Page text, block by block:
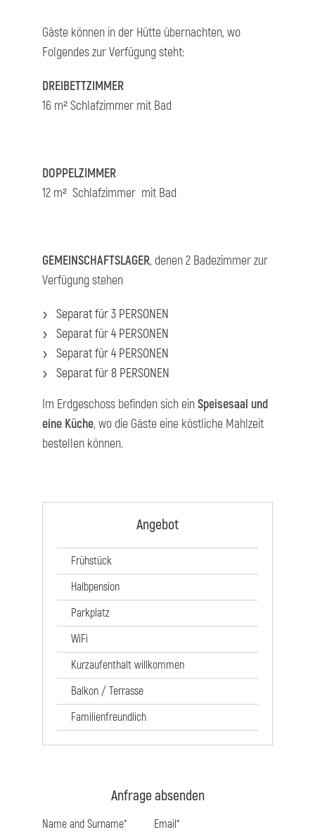
Gäste können in der Hütte übernachten, wo
Folgendes zur Verfügung steht:
DREIBETTZIMMER
16 m² Schlafzimmer mit Bad
DOPPELZIMMER
12 m² Schlafzimmer mit Bad
GEMEINSCHAFTSLAGER, denen 2 Badezimmer zur
Verfügung stehen
Separat für 3 PERSONEN
Separat für 4 PERSONEN
Separat für 4 PERSONEN
Separat für 8 PERSONEN
Im Erdgeschoss befinden sich einSpeisesaal und
eine Küche, wo die Gäste eine köstliche Mahlzeit
bestellen können.
Angebot
Frühstück
Halbpension
Parkplatz
WiFi
Kurzaufenthalt willkommen
Balkon / Terrasse
Familienfreundlich
Anfrage absenden
Name and Surname* Email*